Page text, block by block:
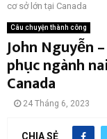
cơ sở lớn tại Canada
Câu chuyện thành công
John Nguyễn
phục ngành
Canada
24 Tháng 6, 2023
CHIA SẺ